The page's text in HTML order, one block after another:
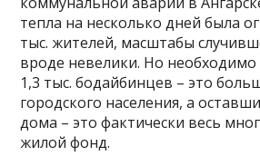
тепла на несколько дней была
тыс. жителей, масштабы
вроде невелики. Но
1,3 тыс. бодайбинцев – это
городского населения, а
дома – это фактически весь
жилой фонд.